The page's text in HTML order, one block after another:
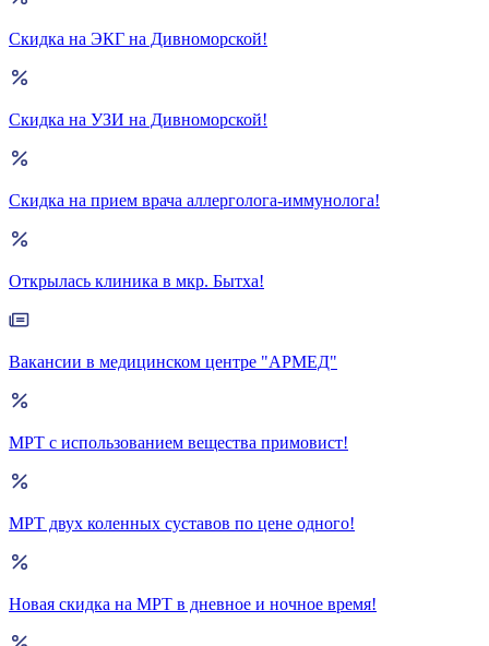
Скидка на ЭКГ на Дивноморской!
Скидка на УЗИ на Дивноморской!
Скидка на прием врача аллерголога-иммунолога!
Открылась клиника в мкр. Бытха!
Вакансии в медицинском центре "АРМЕД"
МРТ с использованием вещества примовист!
МРТ двух коленных суставов по цене одного!
Новая скидка на МРТ в дневное и ночное время!